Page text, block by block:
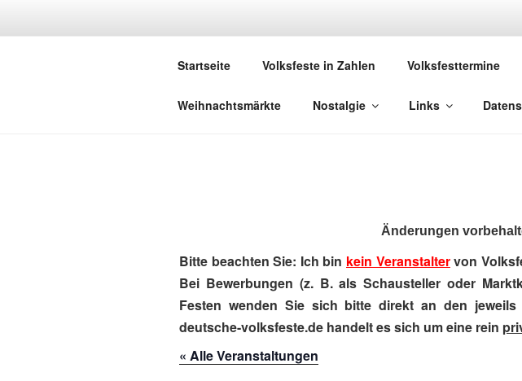
DEUTSCHE
Startseite Volksfeste in Zahlen Volksfesttermine
Weihnachtsmärkte Nostalgie Links
Änderungen
Bitte beachten Sie: Ich bin kein Veranstaltervon
Bei Bewerbungen (z. B. als Schausteller oder
Festen wenden Sie sich bitte direkt an den
deutsche-volksfeste.de handelt es sich um eine rein
« Alle Veranstaltungen